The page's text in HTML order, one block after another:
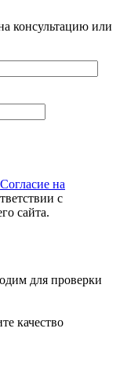
консультацию или
Согласие на
с
сайта.
для проверки
качество